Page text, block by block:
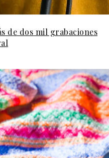
de dos mil grabaciones